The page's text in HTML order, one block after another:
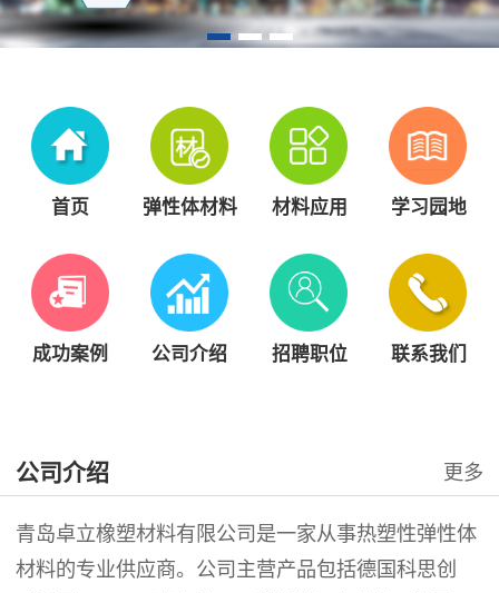
首页 弹性体材料 材料应用 学习园地
成功案例 公司介绍 招聘职位 联系我们
公司介绍 更多
青岛卓立橡塑材料有限公司是一家从事热塑性弹性体
材料的专业供应商。公司主营产品包括德国科思创